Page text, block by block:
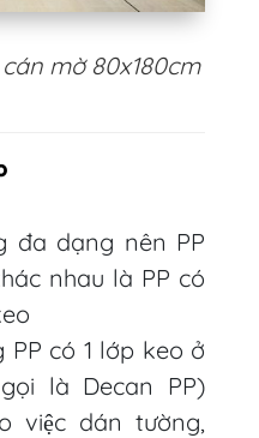
mờ 80x180cm
đa dạng nên PP
nhau là PP có
PP có 1 lớp keo ở
là Decan PP)
việc dán tường,